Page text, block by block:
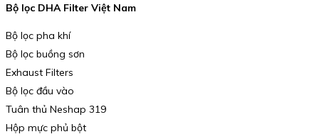
Bộ lọc DHA Filter Việt Nam
Bộ lọc pha khí
Bộ lọc buồng sơn
Exhaust Filters
Bộ lọc đầu vào
Tuân thủ Neshap 319
Hộp mực phủ bột